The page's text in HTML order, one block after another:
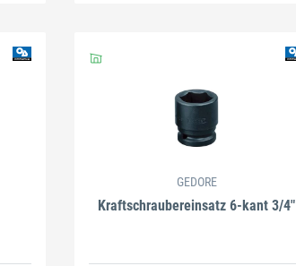
GEDORE
Kraftschraubereinsatz 6-kant 3/4"